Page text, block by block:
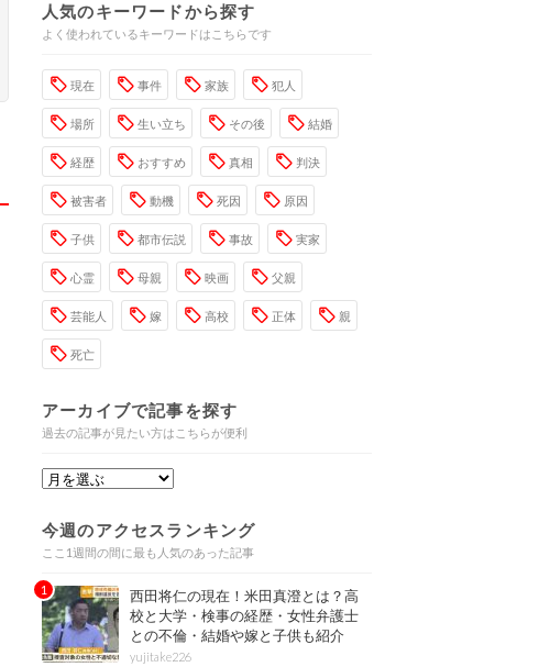
人気のキーワードから探す
よく使われているキーワードはこちらです
現在 事件 家族 犯人
場所 生い立ち その後 結婚
経歴 おすすめ 真相 判決
被害者 動機 死因 原因
子供 都市伝説 事故 実家
心霊 母親 映画 父親
芸能人 嫁 高校 正体 親
死亡
アーカイブで記事を探す
過去の記事が見たい方はこちらが便利
今週のアクセスランキング
ここ1週間の間に最も人気のあった記事
西田将仁の現在！米田真澄とは？高
校と大学・検事の経歴・女性弁護士
との不倫・結婚や嫁と子供も紹介
yujitake226